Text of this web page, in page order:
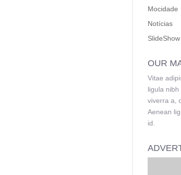
Mocidade
Notícias
SlideShow
OUR
Vitae
ligula
viverra a,
Aenean
id.